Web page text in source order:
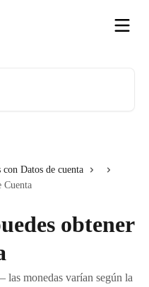
con Datos de cuenta
Cuenta
obtener
las monedas varían según la